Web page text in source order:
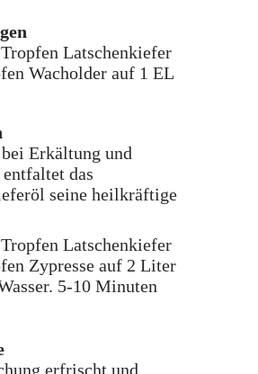
Latschenkiefer
Wacholder auf 1 EL
Erkältung und
das
seine heilkräftige
Latschenkiefer
Zypresse auf 2 Liter
5-10 Minuten
erfrischt und